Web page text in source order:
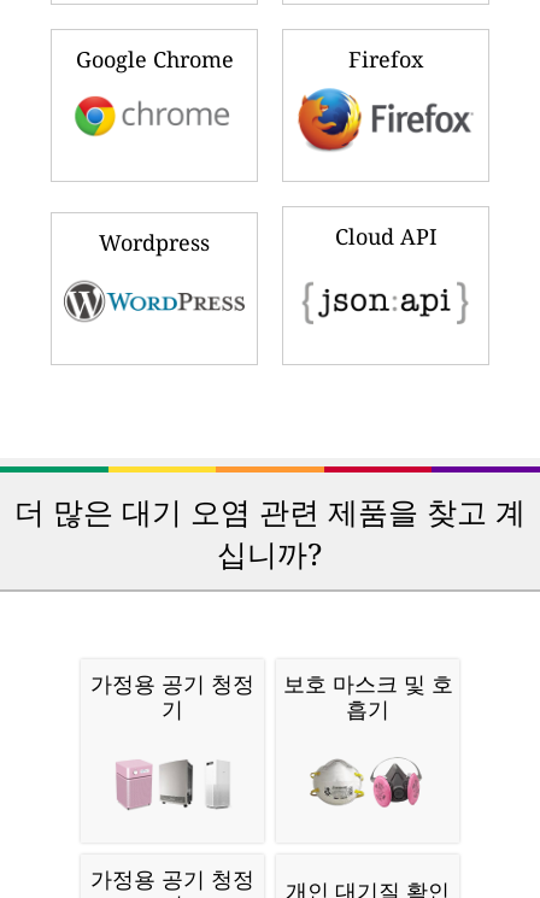
Google Chrome Firefox
Wordpress Cloud API
더 많은 대기 오염 관련 제품을 찾고 계
십니까?
가정용 공기 청정
기
보호 마스크 및 호
흡기
가정용 공기 청정
개인 대기질 확인